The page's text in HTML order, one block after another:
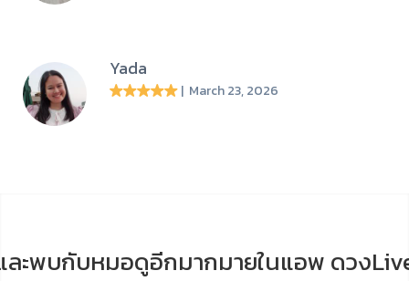
Yada
| March 23, 2026
ละพบกับหมอดูอีกมากมายในแอพ ดวง